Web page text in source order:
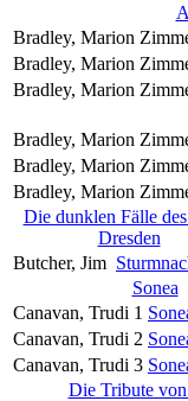
Bradley, Marion
Bradley, Marion
Bradley, Marion
Bradley, Marion
Bradley, Marion
Bradley, Marion
Die dunklen Fälle
Dresden
Butcher, Jim
Sonea
Canavan, Trudi 1
Canavan, Trudi 2
Canavan, Trudi 3
Die Tribute von